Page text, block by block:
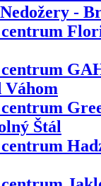
-
Váhom
Štál